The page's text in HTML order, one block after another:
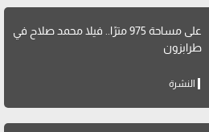
على مساحة 975 مترًا.. فيلا محمد صلاح في
طرابزون
النشرة